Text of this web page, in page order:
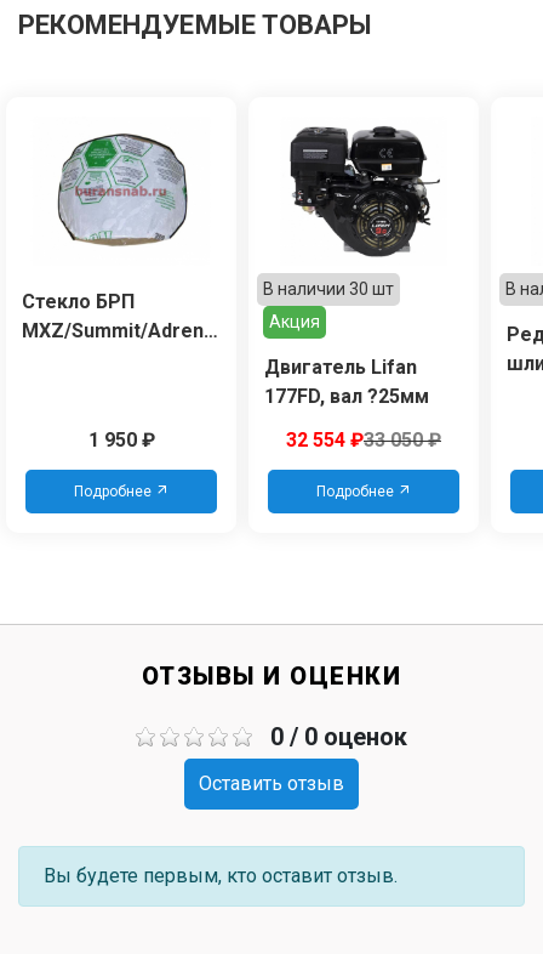
РЕКОМЕНДУЕМЫЕ ТОВАРЫ
Стекло БРП
MXZ/Summit/Adrenaline
1 950₽
Подробнее
В наличии 30 шт
Акция
Двигатель Lifan
177FD, вал ?25мм
33 050 ₽
32 554 ₽
Подробнее
В
ОТЗЫВЫ И ОЦЕНКИ
0 / 0 оценок
Оставить отзыв
Вы будете первым, кто оставит отзыв.